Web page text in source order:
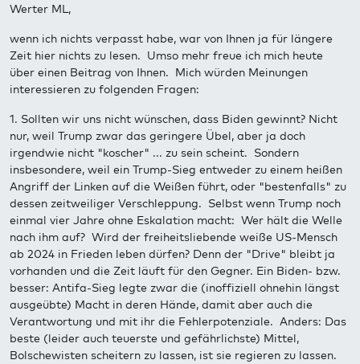
Werter ML,
wenn ich nichts verpasst habe, war von Ihnen ja für längere
Zeit hier nichts zu lesen. Umso mehr freue ich mich heute
über einen Beitrag von Ihnen. Mich würden Meinungen
interessieren zu folgenden Fragen:
1. Sollten wir uns nicht wünschen, dass Biden gewinnt? Nicht
nur, weil Trump zwar das geringere Übel, aber ja doch
irgendwie nicht "koscher" ... zu sein scheint. Sondern
insbesondere, weil ein Trump-Sieg entweder zu einem heißen
Angriff der Linken auf die Weißen führt, oder "bestenfalls" zu
dessen zeitweiliger Verschleppung. Selbst wenn Trump noch
einmal vier Jahre ohne Eskalation macht: Wer hält die Welle
nach ihm auf? Wird der freiheitsliebende weiße US-Mensch
ab 2024 in Frieden leben dürfen? Denn der "Drive" bleibt ja
vorhanden und die Zeit läuft für den Gegner. Ein Biden- bzw.
besser: Antifa-Sieg legte zwar die (inoffiziell ohnehin längst
ausgeübte) Macht in deren Hände, damit aber auch die
Verantwortung und mit ihr die Fehlerpotenziale. Anders: Das
beste (leider auch teuerste und gefährlichste) Mittel,
Bolschewisten scheitern zu lassen, ist sie regieren zu lassen.